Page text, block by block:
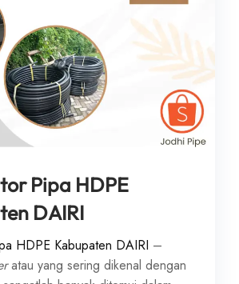
Pipa HDPE
DAIRI
HDPE Kabupaten DAIRI –
atau yang sering dikenal dengan